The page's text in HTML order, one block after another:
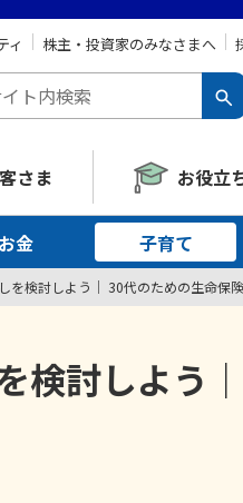
ィ 株主・投資家のみなさまへ
さま お役立
お金 子育て
を検討しよう｜ 30代のための生命保
検討しよう